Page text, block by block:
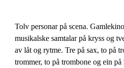
Tolv personar på scena.
musikalske samtalar på kryss og
av låt og rytme. Tre på sax, to på
trommer, to på trombone og ein